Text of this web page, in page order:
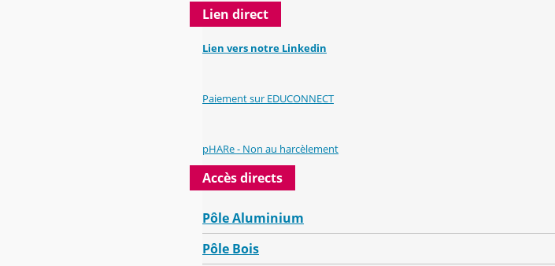
Lien direct
Lien vers notre Linkedin
Paiement sur EDUCONNECT
pHARe - Non au harcèlement
Accès directs
Pôle Aluminium
Pôle Bois